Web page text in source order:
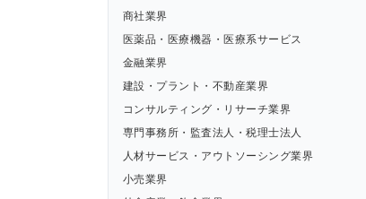
商社業界
医薬品・医療機器・医療系サービス
金融業界
建設・プラント・不動産業界
コンサルティング・リサーチ業界
専門事務所・監査法人・税理士法人
人材サービス・アウトソーシング業界
小売業界